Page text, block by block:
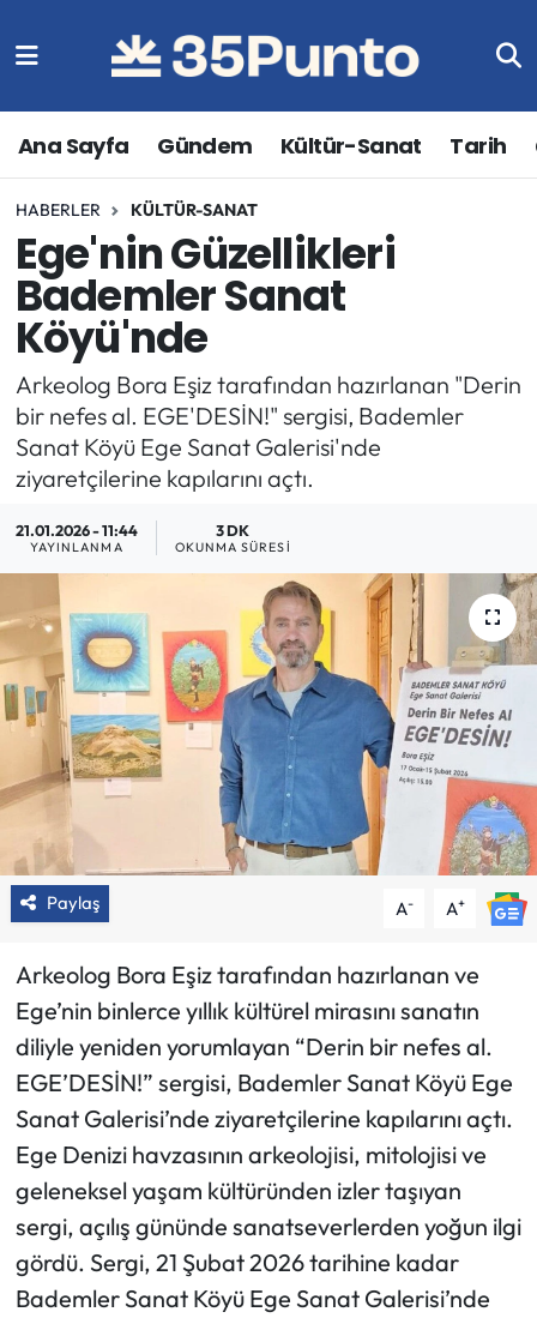
Ana Sayfa Gündem Kültür-Sanat Tarih
HABERLER KÜLTÜR-SANAT
Ege'nin Güzellikleri
Bademler Sanat
Köyü'nde
Arkeolog Bora Eşiz tarafından hazırlanan "Derin
bir nefes al. EGE'DESİN!" sergisi, Bademler
Sanat Köyü Ege Sanat Galerisi'nde
ziyaretçilerine kapılarını açtı.
21.01.2026 - 11:44
YAYINLANMA
3 DK
OKUNMA SÜRESI
Paylaş A- A+
Arkeolog Bora Eşiz tarafından hazırlanan ve
Ege’nin binlerce yıllık kültürel mirasını sanatın
diliyle yeniden yorumlayan “Derin bir nefes al.
EGE’DESİN!” sergisi, Bademler Sanat Köyü Ege
Sanat Galerisi’nde ziyaretçilerine kapılarını açtı.
Ege Denizi havzasının arkeolojisi, mitolojisi ve
geleneksel yaşam kültüründen izler taşıyan
sergi, açılış gününde sanatseverlerden yoğun ilgi
gördü. Sergi, 21 Şubat 2026 tarihine kadar
Bademler Sanat Köyü Ege Sanat Galerisi’nde